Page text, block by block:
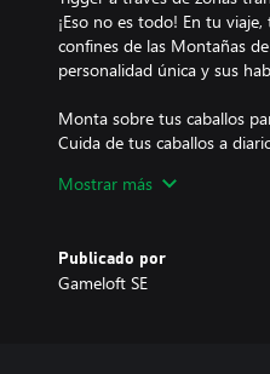
¡Eso no es todo! En tu
confines de las Montañas
personalidad única y sus
Monta sobre tus caballos
Cuida de tus caballos a
funciones de
limpiando tu aldea,
Mostrar más
Publicado por
Gameloft SE